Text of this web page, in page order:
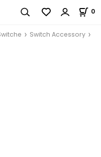
0
Switch Accessory